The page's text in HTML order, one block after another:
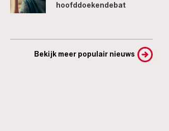
hoofddoekendebat
Bekijk meer populair nieuws